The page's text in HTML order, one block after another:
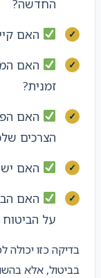
החדשה?
האם
האם
זמנית?
האם
הצרכים
האם יש
האם
על
בדיקה כזו יכולה
בביטול, אלא